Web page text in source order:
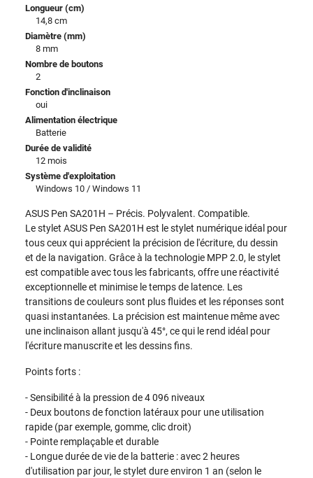
Longueur (cm)
14,8 cm
Diamètre (mm)
8 mm
Nombre de boutons
2
Fonction d'inclinaison
oui
Alimentation électrique
Batterie
Durée de validité
12 mois
Système d'exploitation
Windows 10 / Windows 11
ASUS Pen SA201H – Précis. Polyvalent. Compatible.
Le stylet ASUS Pen SA201H est le stylet numérique idéal pour
tous ceux qui apprécient la précision de l'écriture, du dessin
et de la navigation. Grâce à la technologie MPP 2.0, le stylet
est compatible avec tous les fabricants, offre une réactivité
exceptionnelle et minimise le temps de latence. Les
transitions de couleurs sont plus fluides et les réponses sont
quasi instantanées. La précision est maintenue même avec
une inclinaison allant jusqu'à 45°, ce qui le rend idéal pour
l'écriture manuscrite et les dessins fins.
Points forts :
- Sensibilité à la pression de 4 096 niveaux
- Deux boutons de fonction latéraux pour une utilisation
rapide (par exemple, gomme, clic droit)
- Pointe remplaçable et durable
- Longue durée de vie de la batterie : avec 2 heures
d'utilisation par jour, le stylet dure environ 1 an (selon le